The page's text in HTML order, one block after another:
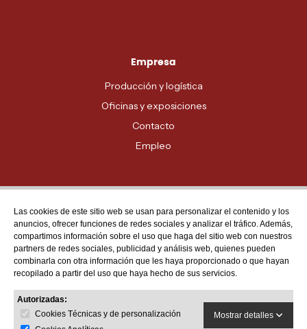
Empresa
Producción y logística
Oficinas y exposiciones
Contacto
Empleo
Atención al cliente
MADRID - 91 678 70 70
BARCELONA - 93 635 28 28
VALENCIA - 96 159 71 61
Las cookies de este sitio web se usan para personalizar el contenido y los
anuncios, ofrecer funciones de redes sociales y analizar el tráfico. Además,
compartimos información sobre el uso que haga del sitio web con nuestros
partners de redes sociales, publicidad y análisis web, quienes pueden
combinarla con otra información que les haya proporcionado o que hayan
recopilado a partir del uso que haya hecho de sus servicios.
Autorizadas:
Cookies Técnicas y de personalización
Mostrar detalles